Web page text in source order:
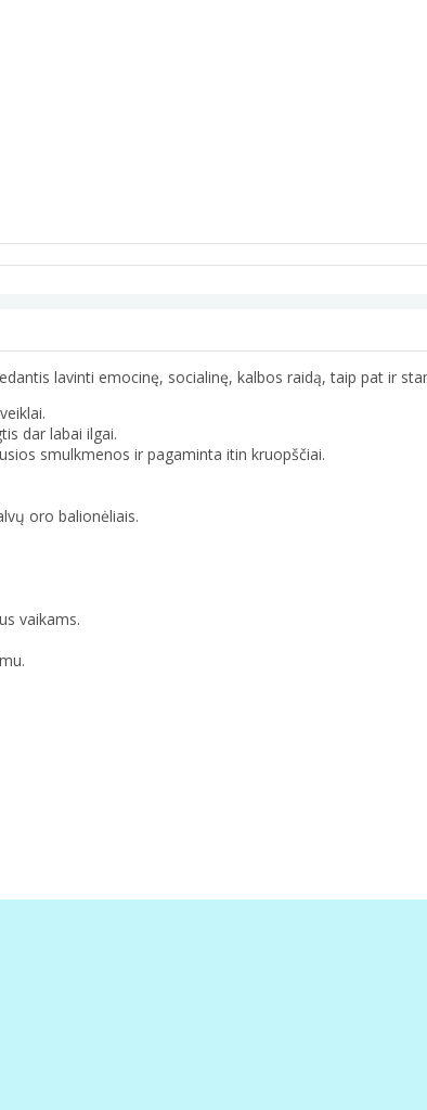
lavinti emocinę, socialinę, kalbos raidą, taip pat ir
dar labai ilgai.
smulkmenos ir pagaminta itin kruopščiai.
oro balionėliais.
vaikams.